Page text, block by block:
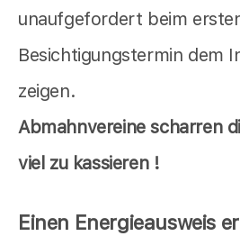
unaufgefordert beim
Besichtigungstermin dem
zeigen.
Abmahnvereine scharren
viel zu kassieren !
Einen Energieausweis